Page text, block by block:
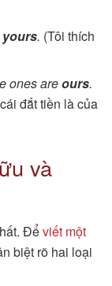
yours. (Tôi thích
ones areours.
đắt tiền là của
và
Đểviết một
biệt rõ hai loại